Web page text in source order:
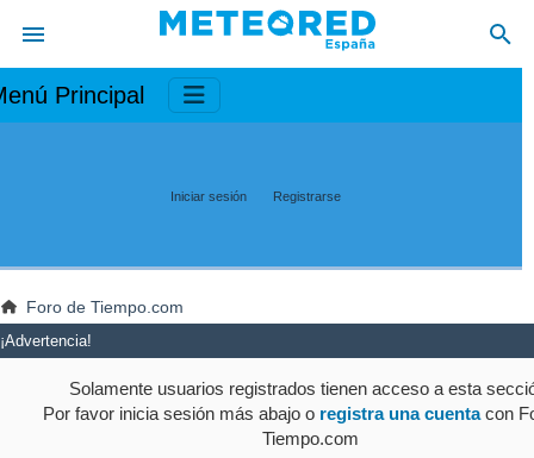
Principal
Iniciar sesión Registrarse
Foro de Tiempo.com
¡Advertencia!
Solamente usuarios registrados tienen acceso a esta
Por favor inicia sesión más abajo o registra una cuentacon
Tiempo.com